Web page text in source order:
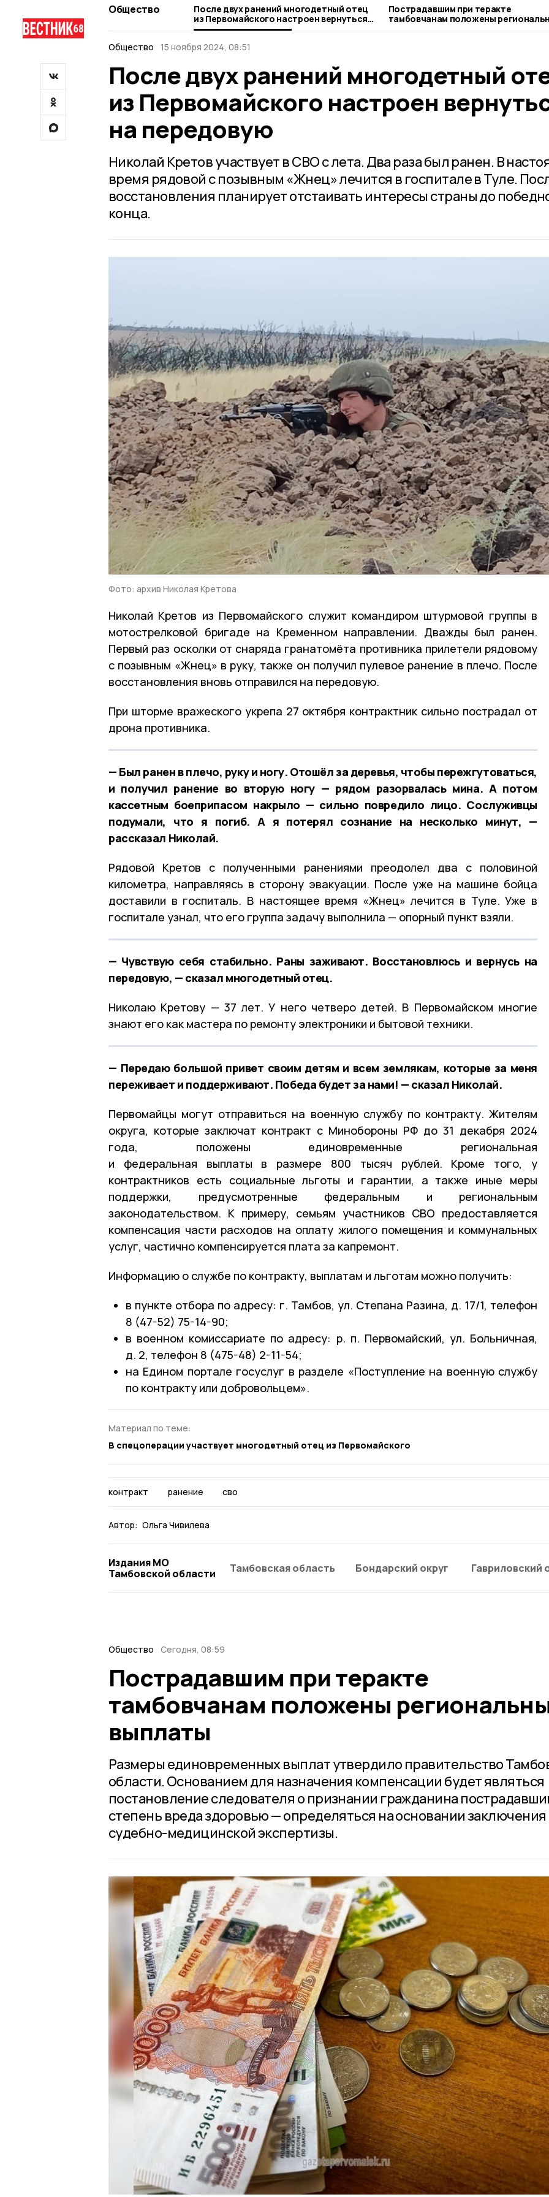
Общество
После двух ранений многодетный отец
из Первомайского настроен вернуться
на передовую
Пострадавшим при теракте
тамбовчанам положены
выплаты
Общество 15 ноября 2024, 08:51
После двух ранений многодетный
из Первомайского настроен
на передовую
Николай Кретов участвует в СВО с лета. Два раза был ранен. В
время рядовой с позывным «Жнец» лечится в госпитале в Туле.
восстановления планирует отстаивать интересы страны до
конца.
Фото: архив Николая Кретова
Николай Кретов из Первомайского служит командиром штурмовой группы в
мотострелковой бригаде на Кременном направлении. Дважды был ранен.
Первый раз осколки от снаряда гранатомёта противника прилетели рядовому
с позывным «Жнец» в руку, также он получил пулевое ранение в плечо. После
восстановления вновь отправился на передовую.
При шторме вражеского укрепа 27 октября контрактник сильно пострадал от
дрона противника.
— Был ранен в плечо, руку и ногу. Отошёл за деревья, чтобы пережгутоваться,
и получил ранение во вторую ногу — рядом разорвалась мина. А потом
кассетным боеприпасом накрыло — сильно повредило лицо. Сослуживцы
подумали, что я погиб. А я потерял сознание на несколько минут, —
рассказал Николай.
Рядовой Кретов с полученными ранениями преодолел два с половиной
километра, направляясь в сторону эвакуации. После уже на машине бойца
доставили в госпиталь. В настоящее время «Жнец» лечится в Туле. Уже в
госпитале узнал, что его группа задачу выполнила — опорный пункт взяли.
— Чувствую себя стабильно. Раны заживают. Восстановлюсь и вернусь на
передовую, — сказал многодетный отец.
Николаю Кретову — 37 лет. У него четверо детей. В Первомайском многие
знают его как мастера по ремонту электроники и бытовой техники.
— Передаю большой привет своим детям и всем землякам, которые за меня
переживает и поддерживают. Победа будет за нами! — сказал Николай.
Первомайцы могут отправиться на военную службу по контракту. Жителям
округа, которые заключат контракт с Минобороны РФ до 31 декабря 2024
года, положены единовременные региональная
и федеральная выплаты в размере 800 тысяч рублей. Кроме того, у
контрактников есть социальные льготы и гарантии, а также иные меры
поддержки, предусмотренные федеральным и региональным
законодательством. К примеру, семьям участников СВО предоставляется
компенсация части расходов на оплату жилого помещения и коммунальных
услуг, частично компенсируется плата за капремонт.
Информацию о службе по контракту, выплатам и льготам можно получить:
в пункте отбора по адресу: г. Тамбов, ул. Степана Разина, д. 17/1, телефон
8 (47-52) 75-14-90;
в военном комиссариате по адресу: р. п. Первомайский, ул. Больничная,
д. 2, телефон 8 (475-48) 2-11-54;
на Едином портале госуслуг в разделе «Поступление на военную службу
по контракту или добровольцем».
Материал по теме:
В спецоперации участвует многодетный отец из Первомайского
контракт ранение сво
Автор: Ольга Чивилева
Издания МО
Тамбовской области
Тамбовская область Бондарский округ Гавриловский
Общество Сегодня, 08:59
Пострадавшим при теракте
тамбовчанам положены
выплаты
Размеры единовременных выплат утвердило правительство
области. Основанием для назначения компенсации будет являться
постановление следователя о признании гражданина
степень вреда здоровью — определяться на основании заключения
судебно-медицинской экспертизы.